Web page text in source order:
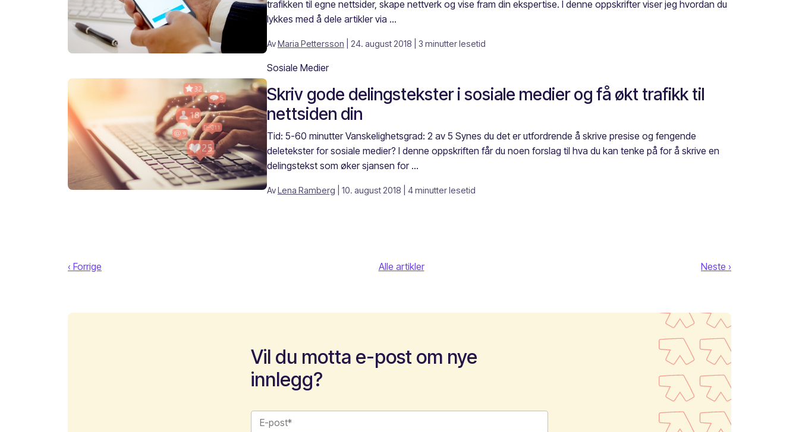
trafikken til egne nettsider, skape nettverk og vise fram din ekspertise. I denne oppskrifter viser jeg hvordan du
lykkes med å dele artikler via ...
Av Maria Pettersson | 24. august 2018 | 3 minutter lesetid
Sosiale Medier
Skriv gode delingstekster i sosiale medier og få økt trafikk til
nettsiden din
Tid: 5-60 minutter Vanskelighetsgrad: 2 av 5 Synes du det er utfordrende å skrive presise og fengende
deletekster for sosiale medier? I denne oppskriften får du noen forslag til hva du kan tenke på for å skrive en
delingstekst som øker sjansen for ...
Av Lena Ramberg | 10. august 2018 | 4 minutter lesetid
‹ Forrige Alle artikler Neste ›
Vil du motta e-post om nye
innlegg?